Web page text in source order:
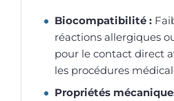
Biocompatibilité :
réactions allergiques
pour le contact direct
les procédures
Propriétés